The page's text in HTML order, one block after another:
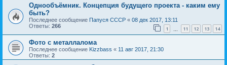
Однообъёмник. Концепция будущего проекта - каким ему
быть?
Последнее сообщение Папуся СССР « 08 дек 2017, 13:11
Ответы: 266 1 11 12 13 14
Фото с металлалома
Последнее сообщение Kizzbass « 11 авг 2017, 21:30
Ответы: 2